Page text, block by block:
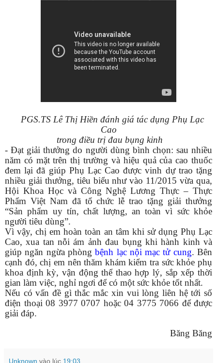
PGS.TS Lê Thị Hiền đánh giá tác dụng Phụ Lạc
Cao
trong điều trị đau bụng kinh
- Đạt giải thưởng do người dùng bình chọn: sau nhiều
năm có mặt trên thị trường và hiệu quả của cao thuốc
đem lại đã giúp Phụ Lạc Cao được vinh dự trao tặng
nhiều giải thưởng, tiêu biểu như vào 11/2015 vừa qua,
Hội Khoa Học và Công Nghệ Lương Thực – Thực
Phẩm Việt Nam đã tổ chức lễ trao tặng giải thưởng
“Sản phẩm uy tín, chất lượng, an toàn vì sức khỏe
người tiêu dùng”.
Vì vậy, chị em hoàn toàn an tâm khi sử dụng Phụ Lạc
Cao, xua tan nỗi ám ảnh đau bụng khi hành kinh và
giúp ngăn ngừa phòngbệnh lạc nội mạc tử cung. Bên
cạnh đó, chị em nên thăm khám kiểm tra sức khỏe phụ
khoa định kỳ, vận động thể thao hợp lý, sắp xếp thời
gian làm việc, nghỉ ngơi để có một sức khỏe tốt nhất.
Nếu có vấn đề gì thắc mắc xin vui lòng liên hệ tới số
điện thoại 08 3977 0707 hoặc 04 3775 7066 để được
giải đáp.
Băng Băng
Unknown vào lúc 19:03